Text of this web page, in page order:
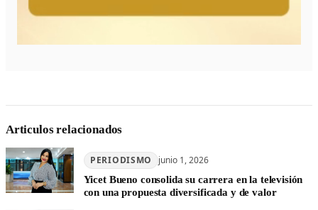
Articulos relacionados
PERIODISMO junio 1, 2026
Yicet Bueno consolida su carrera en la televisión
con una propuesta diversificada y de valor